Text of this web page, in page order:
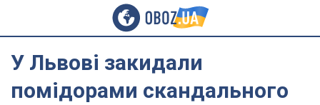
У Львові закидали
помідорами скандального